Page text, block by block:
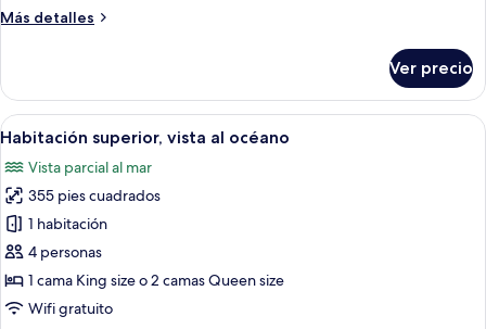
Más detalles
Más
vista
al
jardín
Ver precio
Abrir
todas
las
fotos
de
Habitación
superior,
vista
Una habitación de hotel con una
5
Habitación superior, vista al océano
Vista parcial al mar
355 pies cuadrados
1 habitación
4 personas
1 cama King size o 2 camas Queen size
Wifi gratuito